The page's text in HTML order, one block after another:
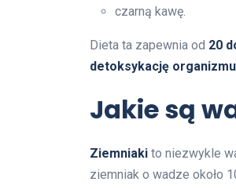
czarną kawę.
Dieta ta zapewnia od 20
detoksykację organizmu
Jakie są
Ziemniaki to niezwykle
ziemniak o wadze około